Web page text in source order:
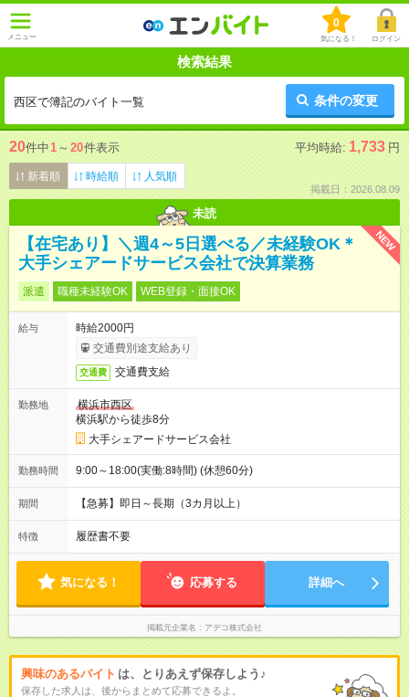
メニュー
0
気になる！ ログイン
検索結果
西区で簿記のバイト一覧 条件の変更
20件中1 ～ 20件表示 平均時給: 1,733 円
新着順 時給順 人気順
掲載日：2026.08.09
未読
NEW
【在宅あり】＼週4～5日選べる／未経験OK＊
大手シェアードサービス会社で決算業務
派遣 職種未経験OK WEB登録・面接OK
給与
時給2000円
交通費別途支給あり
交通費 交通費支給
勤務地
横浜市西区
横浜駅から徒歩8分
大手シェアードサービス会社
勤務時間 9:00～18:00(実働:8時間) (休憩60分)
期間 【急募】即日～長期（3カ月以上）
特徴 履歴書不要
気になる！ 応募する 詳細へ
掲載元企業名 アデコ株式会社
興味のあるバイト は、とりあえず保存しよう♪
保存した求人は、後からまとめて応募できるよ。